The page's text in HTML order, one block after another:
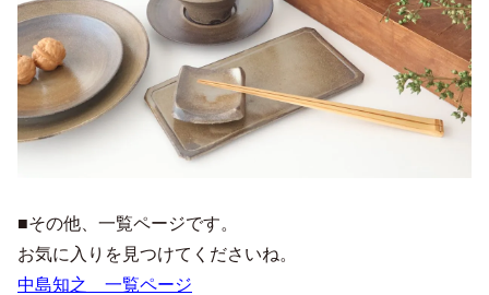
■その他、一覧ページです。
お気に入りを見つけてくださいね。
中島知之 一覧ページ